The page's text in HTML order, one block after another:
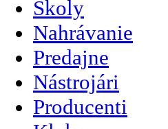
Školy
Nahrávanie
Predajne
Nástrojári
Producenti